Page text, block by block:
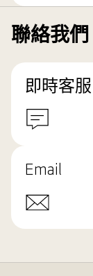
聯絡我們
即時客服
Email